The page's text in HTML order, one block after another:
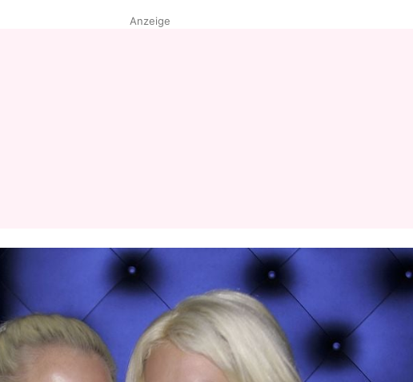
Anzeige